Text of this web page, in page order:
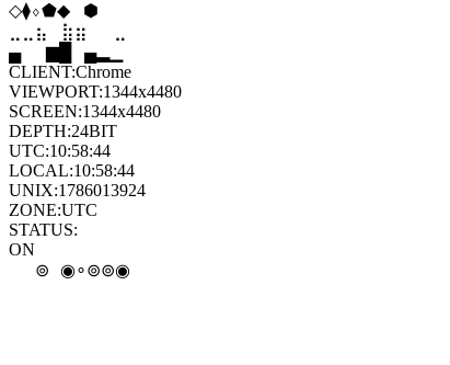
⬠◆◆⬢⬨
◆
⣶ ⣷ ⣦
▄
▆ ▄▂
CLIENT:Chrome
VIEWPORT:1344x4480
SCREEN:1344x4480
DEPTH:24BIT
UTC:10:58:44
LOCAL:10:58:44
UNIX:1786013924
ZONE:UTC
STATUS:
ON
◉
◉◉◉∘◒